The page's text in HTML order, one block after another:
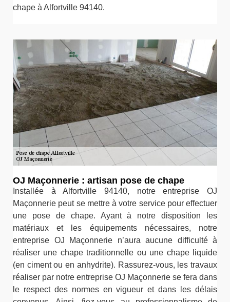
chape à Alfortville 94140.
OJ Maçonnerie : artisan pose de chape
Installée à Alfortville 94140, notre entreprise OJ
Maçonnerie peut se mettre à votre service pour effectuer
une pose de chape. Ayant à notre disposition les
matériaux et les équipements nécessaires, notre
entreprise OJ Maçonnerie n’aura aucune difficulté à
réaliser une chape traditionnelle ou une chape liquide
(en ciment ou en anhydrite). Rassurez-vous, les travaux
réaliser par notre entreprise OJ Maçonnerie se fera dans
le respect des normes en vigueur et dans les délais